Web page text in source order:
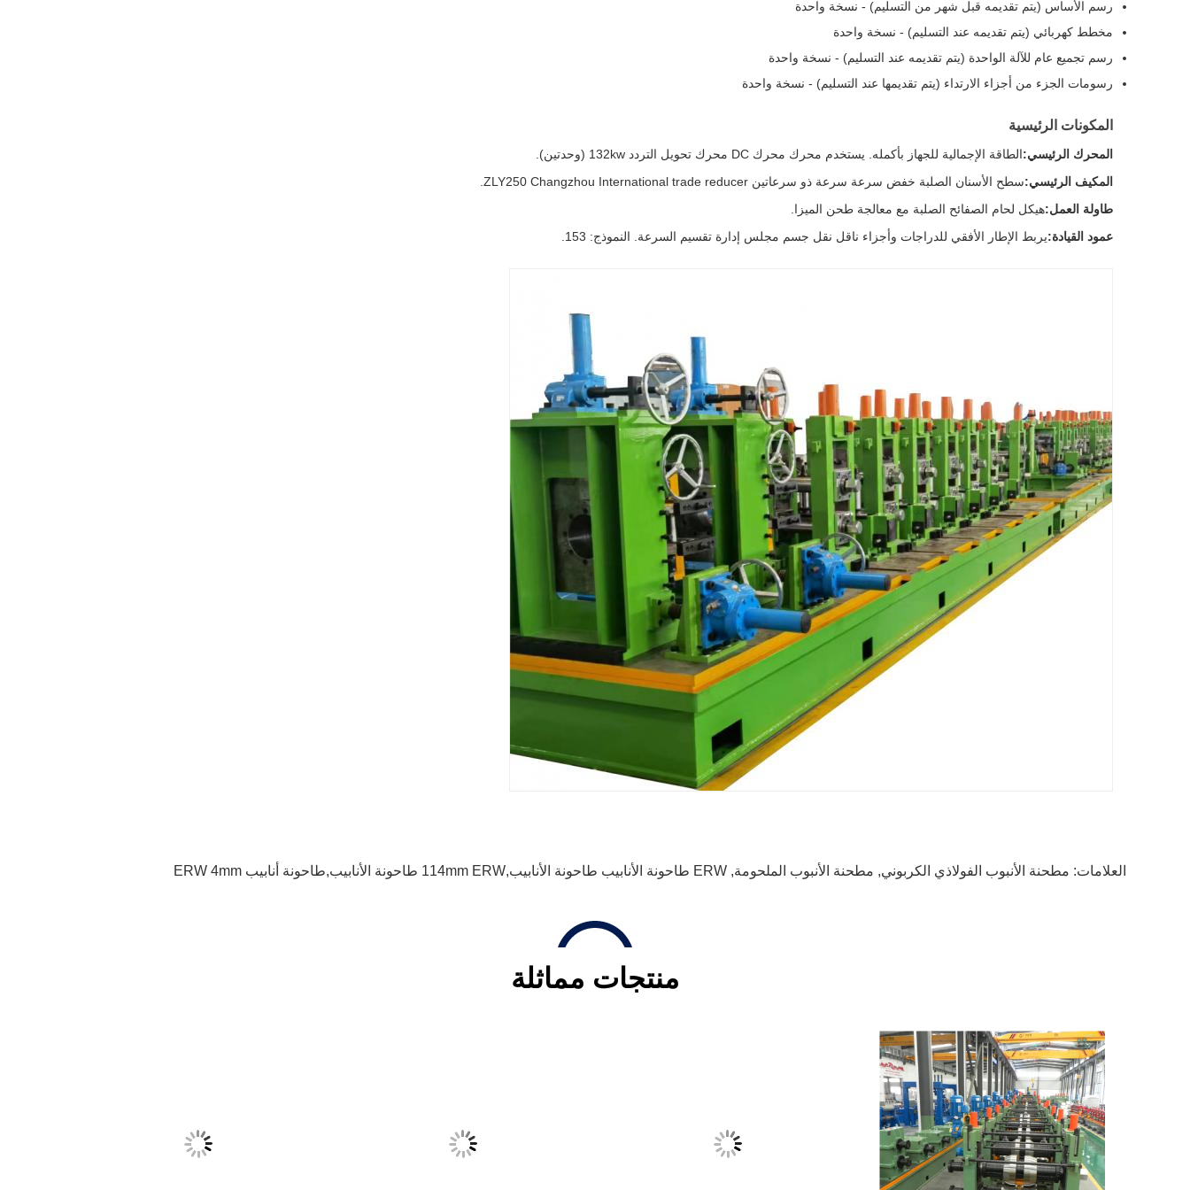
رسم الأساس (يتم تقديمه قبل شهر من التسليم) - نسخة واحدة
مخطط كهربائي (يتم تقديمه عند التسليم) - نسخة واحدة
رسم تجميع عام للآلة الواحدة (يتم تقديمه عند التسليم) - نسخة واحدة
رسومات الجزء من أجزاء الارتداء (يتم تقديمها عند التسليم) - نسخة واحدة
المكونات الرئيسية
المحرك الرئيسي:الطاقة الإجمالية للجهاز بأكمله. يستخدم محرك محرك DC محرك تحويل التردد 132kw (وحدتين).
المكيف الرئيسي:سطح الأسنان الصلبة خفض سرعة سرعة ذو سرعاتين ZLY250 Changzhou International trade reducer.
طاولة العمل:هيكل لحام الصفائح الصلبة مع معالجة طحن الميزا.
عمود القيادة:يربط الإطار الأفقي للدراجات وأجزاء ناقل نقل جسم مجلس إدارة تقسيم السرعة. النموذج: 153.
العلامات: مطحنة الأنبوب الفولاذي الكربوني, مطحنة الأنبوب الملحومة, ERW طاحونة الأنابيب طاحونة الأنابيب,114mm ERW طاحونة الأنابيب,طاحونة أنابيب ERW 4mm
منتجات مماثلة